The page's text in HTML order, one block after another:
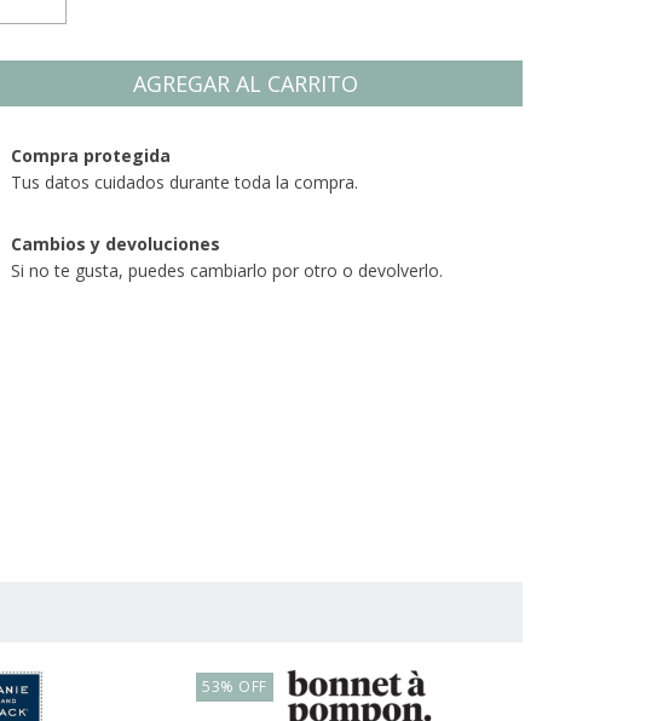
Compra protegida
Tus datos cuidados durante toda la compra.
Cambios y devoluciones
Si no te gusta, puedes cambiarlo por otro o devolverlo.
53% OFF